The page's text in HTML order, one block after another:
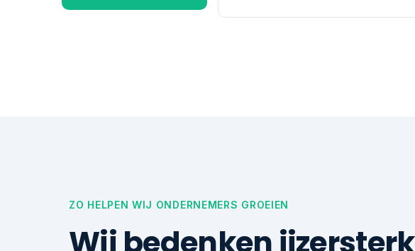
ZO HELPEN WIJ ONDERNEMERS GROEIEN